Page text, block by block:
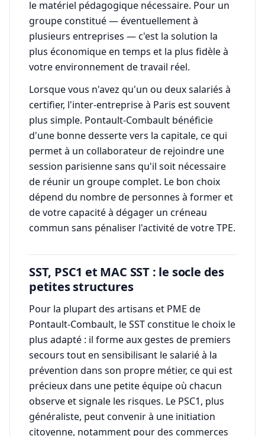
le matériel pédagogique nécessaire. Pour un
groupe constitué — éventuellement à
plusieurs entreprises — c'est la solution la
plus économique en temps et la plus fidèle à
votre environnement de travail réel.
Lorsque vous n'avez qu'un ou deux salariés à
certifier, l'inter-entreprise à Paris est souvent
plus simple. Pontault-Combault bénéficie
d'une bonne desserte vers la capitale, ce qui
permet à un collaborateur de rejoindre une
session parisienne sans qu'il soit nécessaire
de réunir un groupe complet. Le bon choix
dépend du nombre de personnes à former et
de votre capacité à dégager un créneau
commun sans pénaliser l'activité de votre TPE.
SST, PSC1 et MAC SST : le socle des
petites structures
Pour la plupart des artisans et PME de
Pontault-Combault, le SST constitue le choix le
plus adapté : il forme aux gestes de premiers
secours tout en sensibilisant le salarié à la
prévention dans son propre métier, ce qui est
précieux dans une petite équipe où chacun
observe et signale les risques. Le PSC1, plus
généraliste, peut convenir à une initiation
citoyenne, notamment pour des commerces